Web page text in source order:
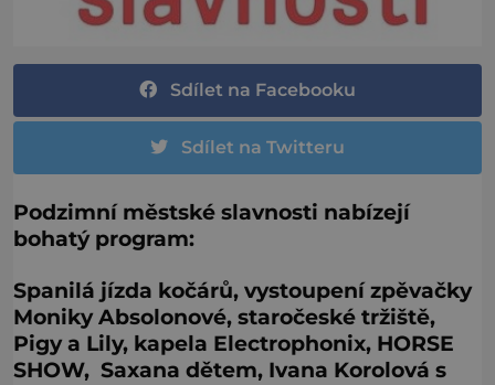
Sdílet na Facebooku
Sdílet na Twitteru
Podzimní městské slavnosti nabízejí
bohatý program:
Spanilá jízda kočárů, vystoupení zpěvačky
Moniky Absolonové, staročeské tržiště,
Pigy a Lily, kapela Electrophonix, HORSE
SHOW, Saxana dětem, Ivana Korolová s